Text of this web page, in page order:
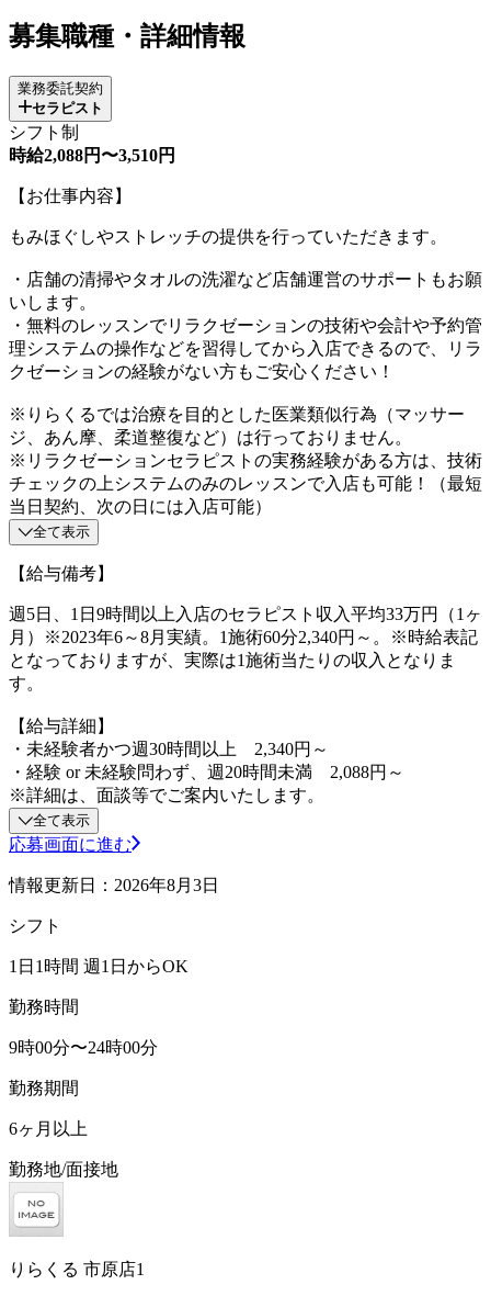
募集職種・詳細情報
業務委託契約
セラピスト
シフト制
時給2,088円〜3,510円
【お仕事内容】
もみほぐしやストレッチの提供を行っていただきます。
・店舗の清掃やタオルの洗濯など店舗運営のサポートもお願
いします。
・無料のレッスンでリラクゼーションの技術や会計や予約管
理システムの操作などを習得してから入店できるので、リラ
クゼーションの経験がない方もご安心ください！
※りらくるでは治療を目的とした医業類似行為（マッサー
ジ、あん摩、柔道整復など）は行っておりません。
※リラクゼーションセラピストの実務経験がある方は、技術
チェックの上システムのみのレッスンで入店も可能！（最短
当日契約、次の日には入店可能）
全て表示
【給与備考】
週5日、1日9時間以上入店のセラピスト収入平均33万円（1ヶ
月）※2023年6～8月実績。1施術60分2,340円～。※時給表記
となっておりますが、実際は1施術当たりの収入となりま
す。
【給与詳細】
・未経験者かつ週30時間以上 2,340円～
・経験 or 未経験問わず、週20時間未満 2,088円～
※詳細は、面談等でご案内いたします。
全て表示
応募画面に進む
情報更新日：2026年8月3日
シフト
1日1時間 週1日からOK
勤務時間
9時00分〜24時00分
勤務期間
6ヶ月以上
勤務地/面接地
りらくる 市原店1